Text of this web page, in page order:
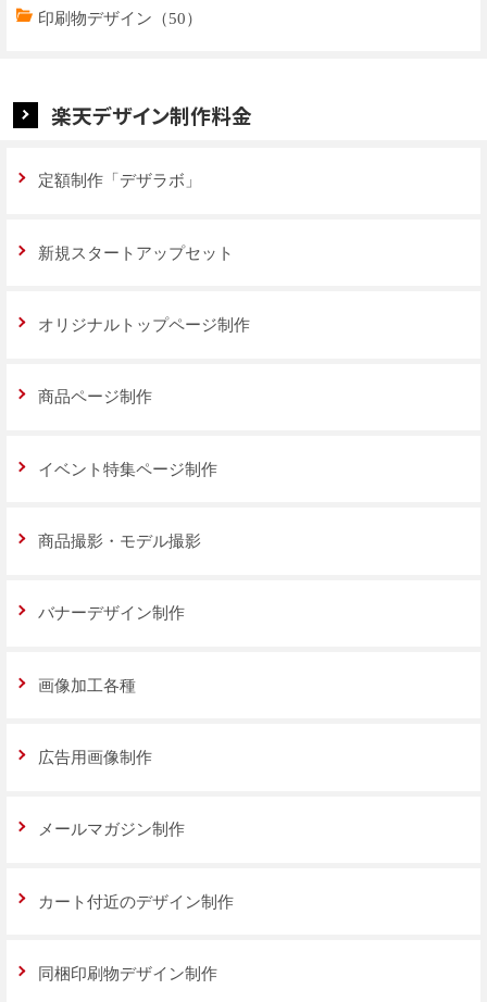
特集ページデザイン（59）
印刷物デザイン（50）
楽天デザイン制作料金
定額制作「デザラボ」
新規スタートアップセット
オリジナルトップページ制作
商品ページ制作
イベント特集ページ制作
商品撮影・モデル撮影
バナーデザイン制作
画像加工各種
広告用画像制作
メールマガジン制作
カート付近のデザイン制作
同梱印刷物デザイン制作